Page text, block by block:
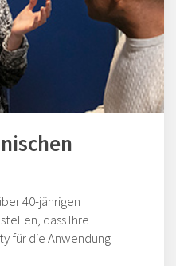
40-jährigen
dass Ihre
für die Anwendung